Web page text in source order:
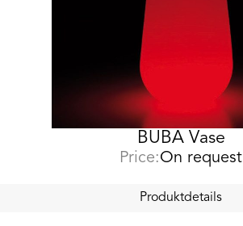
BUBA Vase
Price:On request
Produktdetails